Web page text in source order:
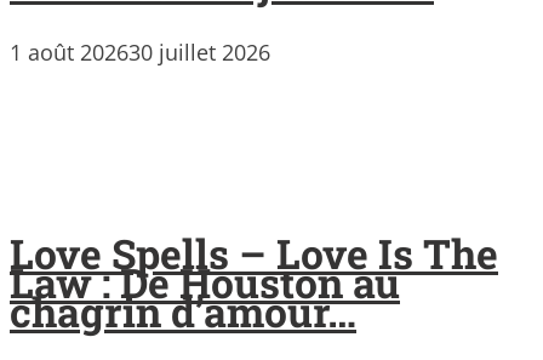
1 août 202630 juillet 2026
Love Spells – Love Is The
Law : De Houston au
chagrin d’amour…